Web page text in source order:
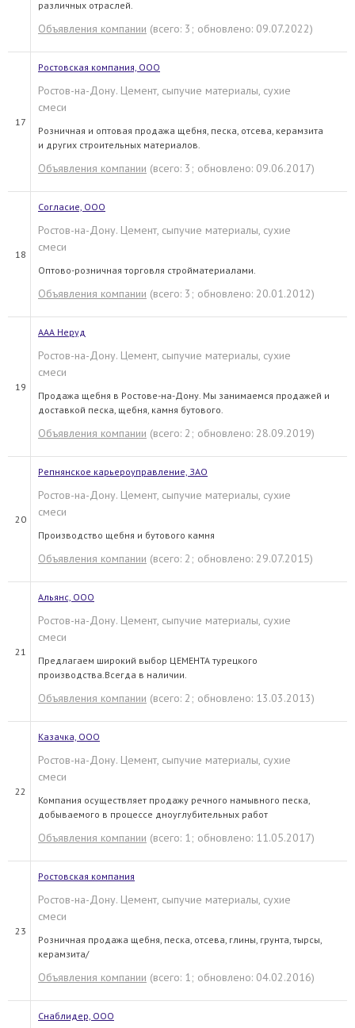
различных отраслей.
Объявления компании (всего: 3; обновлено: 09.07.2022)
17
Ростовская компания, ООО
Ростов-на-Дону. Цемент, сыпучие материалы, сухие
смеси
Розничная и оптовая продажа щебня, песка, отсева, керамзита
и других строительных материалов.
Объявления компании (всего: 3; обновлено: 09.06.2017)
18
Согласие, ООО
Ростов-на-Дону. Цемент, сыпучие материалы, сухие
смеси
Оптово-розничная торговля стройматериалами.
Объявления компании (всего: 3; обновлено: 20.01.2012)
19
ААА Неруд
Ростов-на-Дону. Цемент, сыпучие материалы, сухие
смеси
Продажа щебня в Ростове-на-Дону. Мы занимаемся продажей и
доставкой песка, щебня, камня бутового.
Объявления компании (всего: 2; обновлено: 28.09.2019)
20
Репнянское карьероуправление, ЗАО
Ростов-на-Дону. Цемент, сыпучие материалы, сухие
смеси
Производство щебня и бутового камня
Объявления компании (всего: 2; обновлено: 29.07.2015)
21
Альянс, ООО
Ростов-на-Дону. Цемент, сыпучие материалы, сухие
смеси
Предлагаем широкий выбор ЦЕМЕНТА турецкого
производства.Всегда в наличии.
Объявления компании (всего: 2; обновлено: 13.03.2013)
22
Казачка, ООО
Ростов-на-Дону. Цемент, сыпучие материалы, сухие
смеси
Компания осуществляет продажу речного намывного песка,
добываемого в процессе дноуглубительных работ
Объявления компании (всего: 1; обновлено: 11.05.2017)
23
Ростовская компания
Ростов-на-Дону. Цемент, сыпучие материалы, сухие
смеси
Розничная продажа щебня, песка, отсева, глины, грунта, тырсы,
керамзита/
Объявления компании (всего: 1; обновлено: 04.02.2016)
Снаблидер, ООО